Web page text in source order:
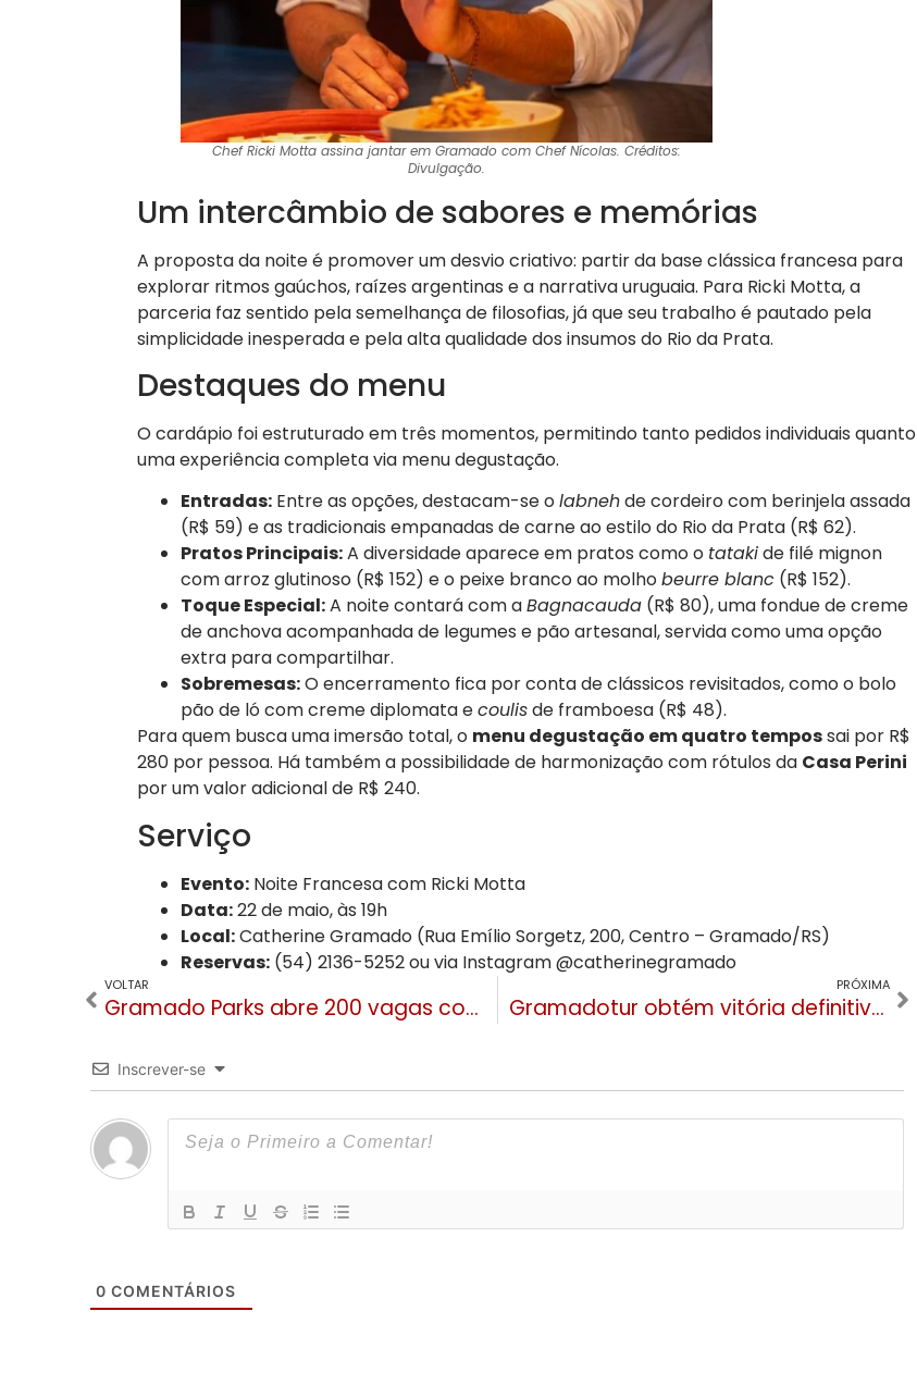
Chef Ricki Motta assina jantar em Gramado com Chef Nícolas. Créditos:
Divulgação.
Um intercâmbio de sabores e memórias
A proposta da noite é promover um desvio criativo: partir da base clássica francesa para
explorar ritmos gaúchos, raízes argentinas e a narrativa uruguaia. Para Ricki Motta, a
parceria faz sentido pela semelhança de filosofias, já que seu trabalho é pautado pela
simplicidade inesperada e pela alta qualidade dos insumos do Rio da Prata.
Destaques do menu
O cardápio foi estruturado em três momentos, permitindo tanto pedidos individuais quanto
uma experiência completa via menu degustação.
Entradas:Entre as opções, destacam-se olabnehde cordeiro com berinjela assada
(R$ 59) e as tradicionais empanadas de carne ao estilo do Rio da Prata (R$ 62).
Pratos Principais:A diversidade aparece em pratos como o tatakide filé mignon
com arroz glutinoso (R$ 152) e o peixe branco ao molhobeurre blanc(R$ 152).
Toque Especial:A noite contará com aBagnacauda(R$ 80), uma fondue de creme
de anchova acompanhada de legumes e pão artesanal, servida como uma opção
extra para compartilhar.
Sobremesas:O encerramento fica por conta de clássicos revisitados, como o bolo
pão de ló com creme diplomata ecoulisde framboesa (R$ 48).
Para quem busca uma imersão total, o menu degustação em quatro tempossai por R$
280 por pessoa. Há também a possibilidade de harmonização com rótulos da Casa Perini
por um valor adicional de R$ 240.
Serviço
Evento:Noite Francesa com Ricki Motta
Data:22 de maio, às 19h
Local:Catherine Gramado (Rua Emílio Sorgetz, 200, Centro – Gramado/RS)
Reservas:(54) 2136-5252 ou via Instagram @catherinegramado
VOLTAR
Gramado Parks abre 200 vagas com salários de até 4 mil em feirão de empregos nesta terça (12)
PRÓXIMA
Gramadotur obtém vitória definitiva no TST e afasta responsabilidade automática por encargos trabalhistas de terceirizadas
Inscrever-se
0 COMENTÁRIOS